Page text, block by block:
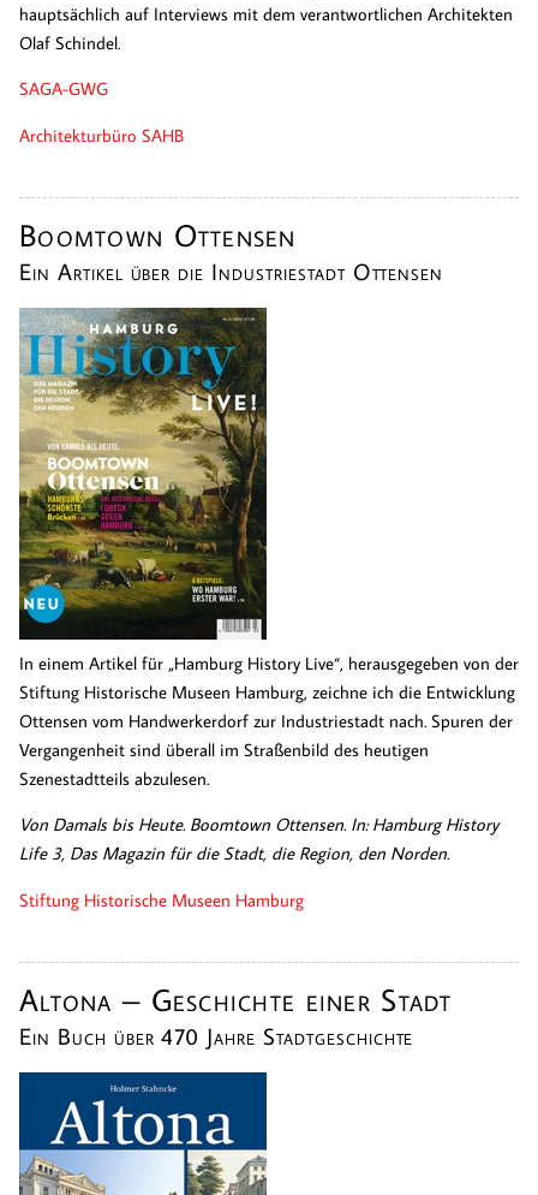
hauptsächlich auf Interviews mit dem verantwortlichen Architekten
Olaf Schindel.
SAGA-GWG
Architekturbüro SAHB
Boomtown Ottensen
Ein Artikel über die Industriestadt Ottensen
In einem Artikel für „Hamburg History Live“, herausgegeben von der
Stiftung Historische Museen Hamburg, zeichne ich die Entwicklung
Ottensen vom Handwerkerdorf zur Industriestadt nach. Spuren der
Vergangenheit sind überall im Straßenbild des heutigen
Szenestadtteils abzulesen.
Von Damals bis Heute. Boomtown Ottensen. In: Hamburg History
Life 3, Das Magazin für die Stadt, die Region, den Norden.
Stiftung Historische Museen Hamburg
Altona – Geschichte einer Stadt
Ein Buch über 470 Jahre Stadtgeschichte